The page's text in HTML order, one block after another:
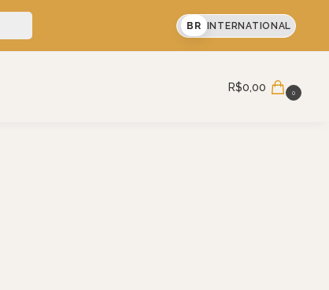
compra BR INTERNATIONAL
R$0,00 0